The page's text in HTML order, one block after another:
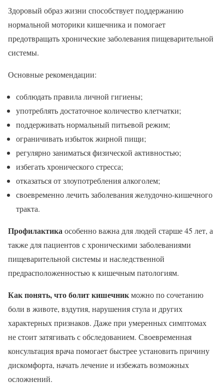
Здоровый образ жизни способствует поддержанию
нормальной моторики кишечника и помогает
предотвращать хронические заболевания пищеварительной
системы.
Основные рекомендации:
соблюдать правила личной гигиены;
употреблять достаточное количество клетчатки;
поддерживать нормальный питьевой режим;
ограничивать избыток жирной пищи;
регулярно заниматься физической активностью;
избегать хронического стресса;
отказаться от злоупотребления алкоголем;
своевременно лечить заболевания желудочно-кишечного
тракта.
Профилактикаособенно важна для людей старше 45 лет, а
также для пациентов с хроническими заболеваниями
пищеварительной системы и наследственной
предрасположенностью к кишечным патологиям.
Как понять, что болит кишечникможно по сочетанию
боли в животе, вздутия, нарушения стула и других
характерных признаков. Даже при умеренных симптомах
не стоит затягивать с обследованием. Своевременная
консультация врача помогает быстрее установить причину
дискомфорта, начать лечение и избежать возможных
осложнений.